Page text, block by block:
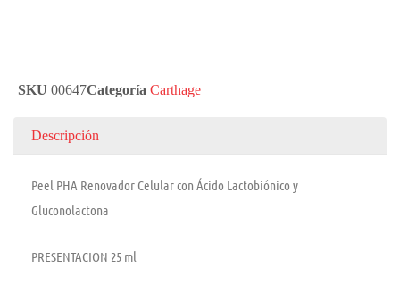
SKU 00647Categoría Carthage
Descripción
Peel PHA Renovador Celular con Ácido Lactobiónico y
Gluconolactona
PRESENTACION 25 ml